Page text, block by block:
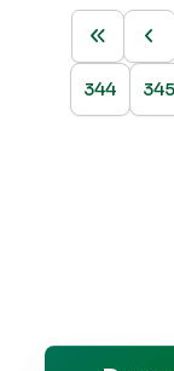
344 345